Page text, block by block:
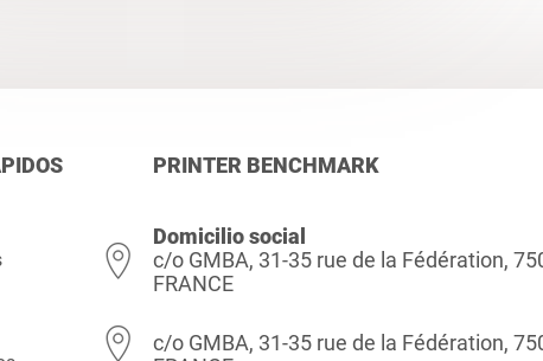
PRINTER BENCHMARK
Domicilio social
c/o GMBA, 31-35 rue de la Fédération,
FRANCE
c/o GMBA, 31-35 rue de la Fédération,